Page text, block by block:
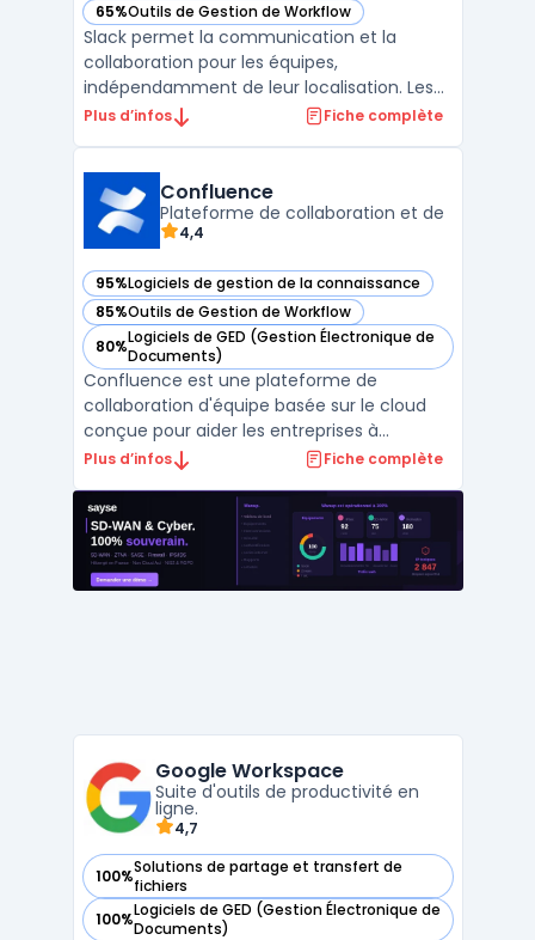
65%Outils de Gestion de Workflow
— voir Slack dans cette catégorie
Slack permet la communication et la
collaboration pour les équipes,
indépendamment de leur localisation. Les
entreprises utilisent Slack pour organiser
de l’information, la continuité des
conversations et la recherc ...
Plus d’infos Fiche complète
Confluence
Plateforme de collaboration et de
4,4
95%Logiciels de gestion de la connaissance
— voir Confluence dans cette catégorie
85%Outils de Gestion de Workflow
— voir Confluence dans cette catégorie
80%Logiciels de GED (Gestion Électronique de
Documents)
— voir Confluence dans cette catégorie
Confluence est une plateforme de
collaboration d'équipe basée sur le cloud
conçue pour aider les entreprises à
organiser et à gérer leur contenu. Elle
retrouver des documents, et elle comprend
des fonctionnalités de Gestion Electronique
de Documents (GED) et de c ...
Plus d’infos Fiche complète
Google Workspace
Suite d'outils de productivité en
ligne.
4,7
100%Solutions de partage et transfert de
fichiers
— voir Google Workspace dans cette catégorie
100%Logiciels de GED (Gestion Électronique de
Documents)
— voir Google Workspace dans cette catégorie